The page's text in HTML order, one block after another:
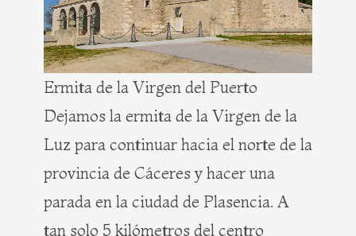
Ermita de la Virgen del Puerto
Dejamos la ermita de la Virgen de la
Luz para continuar hacia el norte de la
provincia de Cáceres y hacer una
parada en la ciudad de Plasencia. A
tan solo 5 kilómetros del centro